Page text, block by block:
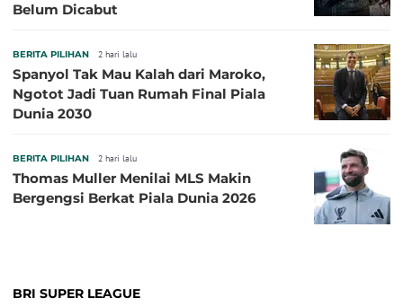
Belum Dicabut
BERITA PILIHAN 2 hari lalu
Spanyol Tak Mau Kalah dari Maroko,
Ngotot Jadi Tuan Rumah Final Piala
Dunia 2030
BERITA PILIHAN 2 hari lalu
Thomas Muller Menilai MLS Makin
Bergengsi Berkat Piala Dunia 2026
BRI SUPER LEAGUE